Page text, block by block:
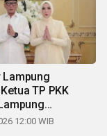
Lampung
TP PKK
Selamat Hari
12:00 WIB